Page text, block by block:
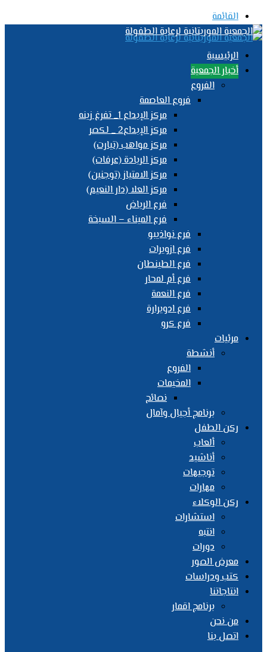
القائمة
الرئيسية
أخبار الجمعية
الفروع
فروع العاصمة
مركز الإبداع 1_ تفرغ زينه
مركز الإبداع2 _ لكصر
مركز مواهب (تيارت)
مركز الريادة (عرفات)
مركز الامتياز (توجنين)
مركز العلا (دار النعيم)
فرع الرياض
فرع الميناء – السبخة
فرع نواذيبو
فرع ازويرات
فرع الطينطان
فرع أم لمحار
فرع النعمة
فرع ادويرارة
فرع كرو
مرئيات
أنشطة
الفروع
المخيمات
نصائح
برنامج أجيال وآمال
ركن الطفل
ألعاب
أناشيد
توجيهات
مهارات
ركن الوكلاء
استشارات
انتبه
دورات
معرض الصور
كتب ودراسات
انتاجاتنا
برنامج اقمار
من نحن
اتصل بنا